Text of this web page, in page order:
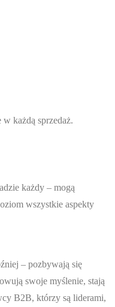
każdą sprzedaż.
każdy – mogą
wszystkie aspekty
– pozbywają się
swoje myślenie, stają
B2B, którzy są liderami,